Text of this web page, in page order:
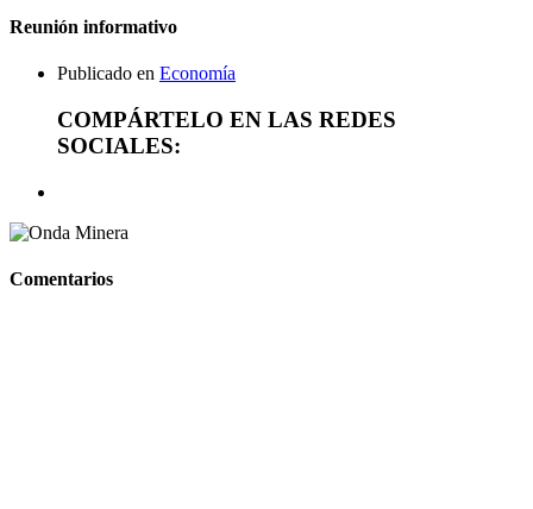
Reunión informativo
Publicado en Economía
COMPÁRTELO EN LAS REDES
SOCIALES:
Comentarios